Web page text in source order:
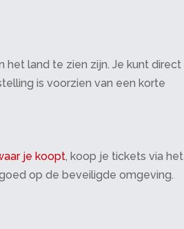
land te zien zijn. Je kunt direct
is voorzien van een korte
je koopt, koop je tickets via het
op de beveiligde omgeving.